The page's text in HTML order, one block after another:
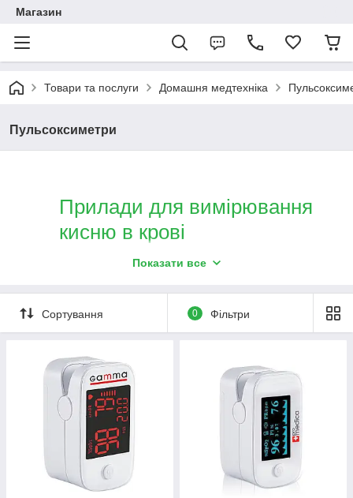
Магазин
Товари та послуги Домашня медтехніка
Пульсоксиметри
Прилади для вимірювання
кисню в крові
Медичні прилади для вимірювання кисню в крові.
Пальцеві моделі для домашньої діагностики. Точні
прилади для вимірювання сатурації у дорослих і
дітей. Всього кілька секунд для отримання
актуальних параметрів. Автоматичне відключення,
звукова індикація про готовність результатів.
Дивитися асортимент
Показати все
Сортування 0 Фільтри